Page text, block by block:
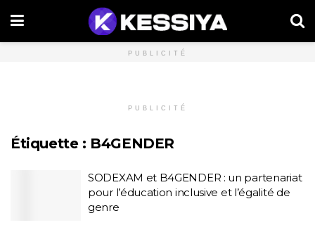
PUBLICITÉ
PUBLICITÉ
Étiquette : B4GENDER
SODEXAM et B4GENDER : un partenariat
pour l’éducation inclusive et l’égalité de
genre